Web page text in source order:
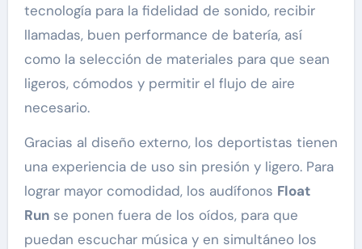
tecnología para la fidelidad de sonido, recibir
llamadas, buen performance de batería, así
como la selección de materiales para que sean
ligeros, cómodos y permitir el flujo de aire
necesario.
Gracias al diseño externo, los deportistas tienen
una experiencia de uso sin presión y ligero. Para
lograr mayor comodidad, los audífonos Float
Runse ponen fuera de los oídos, para que
puedan escuchar música y en simultáneo los